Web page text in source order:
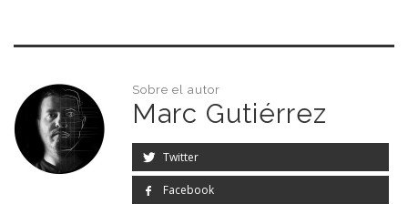
Sobre el autor
Marc Gutiérrez
Twitter
Facebook